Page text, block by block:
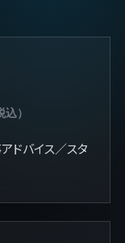
）
ドバイス／スタ